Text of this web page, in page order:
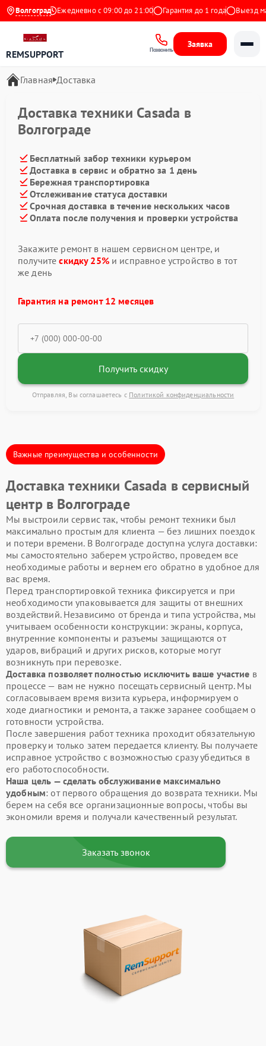
Волгоград
на Яндекс Ежедневно с 09:00 до 21:00 Гарантия до 1 года Выезд
REMSUPPORT Позвонить
Заявка
Главная Доставка
Доставка техники Casada в
Волгограде
Бесплатный забор техники курьером
Доставка в сервис и обратно за 1 день
Бережная транспортировка
Отслеживание статуса доставки
Срочная доставка в течение нескольких часов
Оплата после получения и проверки устройства
Закажите ремонт в нашем сервисном центре, и
получитескидку 25%и исправное устройство в тот
же день
Гарантия на ремонт 12 месяцев
Получить скидку
Отправляя, Вы соглашаетесь с Политикой конфиденциальности
Важные преимущества и особенности
Доставка техники Casada в сервисный
центр в Волгограде
Мы выстроили сервис так, чтобы ремонт техники был
максимально простым для клиента — без лишних поездок
и потери времени. В Волгограде доступна услуга доставки:
мы самостоятельно заберем устройство, проведем все
необходимые работы и вернем его обратно в удобное для
вас время.
Перед транспортировкой техника фиксируется и при
необходимости упаковывается для защиты от внешних
воздействий. Независимо от бренда и типа устройства, мы
учитываем особенности конструкции: экраны, корпуса,
внутренние компоненты и разъемы защищаются от
ударов, вибраций и других рисков, которые могут
возникнуть при перевозке.
Доставка позволяет полностью исключить ваше участие в
процессе — вам не нужно посещать сервисный центр. Мы
согласовываем время визита курьера, информируем о
ходе диагностики и ремонта, а также заранее сообщаем о
готовности устройства.
После завершения работ техника проходит обязательную
проверку и только затем передается клиенту. Вы получаете
исправное устройство с возможностью сразу убедиться в
его работоспособности.
Наша цель — сделать обслуживание максимально
удобным: от первого обращения до возврата техники. Мы
берем на себя все организационные вопросы, чтобы вы
экономили время и получали качественный результат.
Заказать звонок